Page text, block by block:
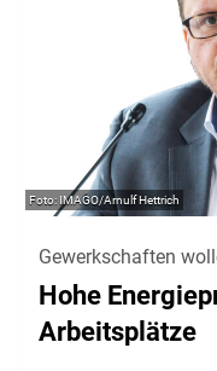
IMAGO/Arnulf Hettrich
Gewerkschaften
Hohe
Arbeitsplätze